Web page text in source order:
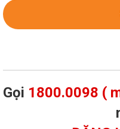
Gọi 1800.0098 (